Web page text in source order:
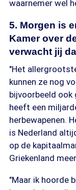
waarnemer wel
5. Morgen is
Kamer over
verwacht jij
"Het
kunnen ze nog
bijvoorbeeld ook
heeft een
herbewapenen.
is Nederland
op de
Griekenland
"Maar ik hoorde